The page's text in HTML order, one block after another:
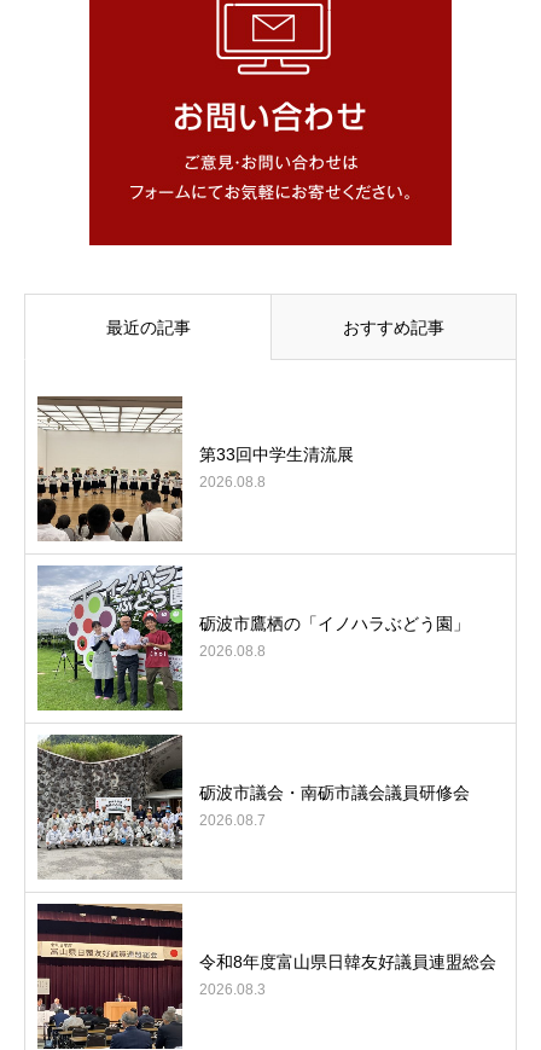
最近の記事 おすすめ記事
第33回中学生清流展
2026.08.8
砺波市鷹栖の「イノハラぶどう園」
2026.08.8
砺波市議会・南砺市議会議員研修会
2026.08.7
令和8年度富山県日韓友好議員連盟総会
2026.08.3